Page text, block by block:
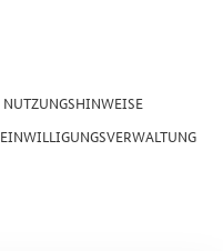
NUTZUNGSHINWEISE
EINWILLIGUNGSVERWALTUNG